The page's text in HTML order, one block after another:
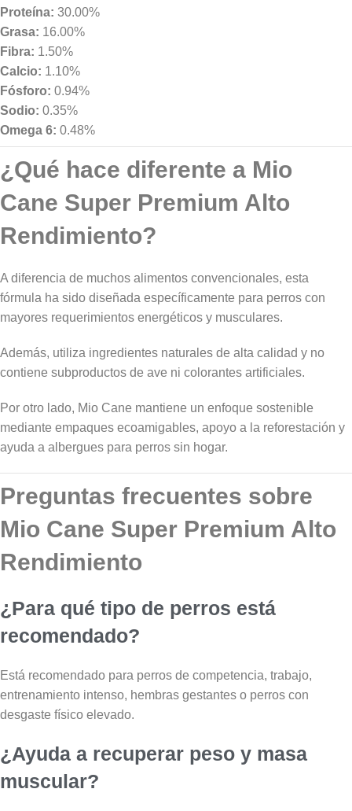
Proteína: 30.00%
Grasa: 16.00%
Fibra: 1.50%
Calcio: 1.10%
Fósforo: 0.94%
Sodio: 0.35%
Omega 6: 0.48%
¿Qué hace diferente a Mio
Cane Super Premium Alto
Rendimiento?
A diferencia de muchos alimentos convencionales, esta
fórmula ha sido diseñada específicamente para perros con
mayores requerimientos energéticos y musculares.
Además, utiliza ingredientes naturales de alta calidad y no
contiene subproductos de ave ni colorantes artificiales.
Por otro lado, Mio Cane mantiene un enfoque sostenible
mediante empaques ecoamigables, apoyo a la reforestación y
ayuda a albergues para perros sin hogar.
Preguntas frecuentes sobre
Mio Cane Super Premium Alto
Rendimiento
¿Para qué tipo de perros está
recomendado?
Está recomendado para perros de competencia, trabajo,
entrenamiento intenso, hembras gestantes o perros con
desgaste físico elevado.
¿Ayuda a recuperar peso y masa
muscular?